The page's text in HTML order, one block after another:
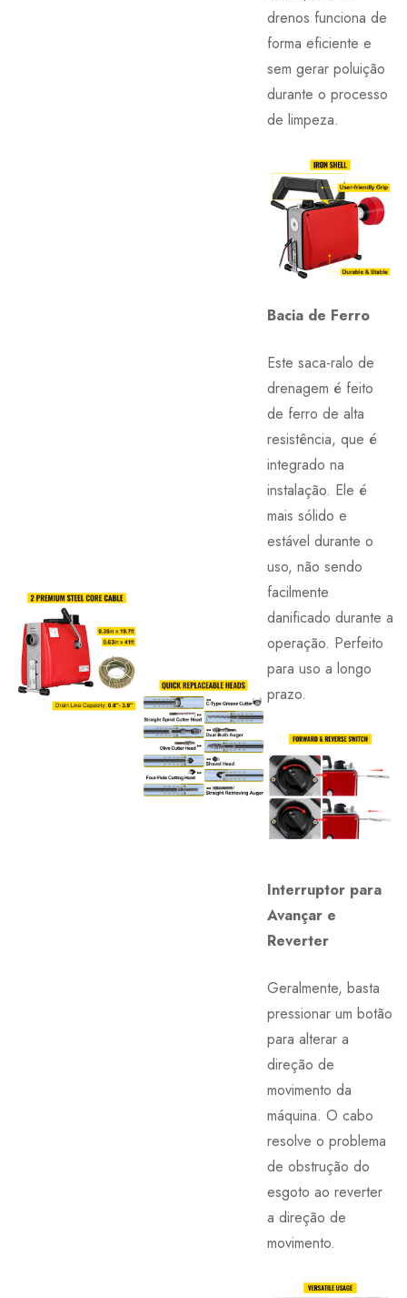
drenos funciona de
forma eficiente e
sem gerar poluição
durante o processo
de limpeza.
Bacia de Ferro
Este saca-ralo de
drenagem é feito
de ferro de alta
resistência, que é
integrado na
instalação. Ele é
mais sólido e
estável durante o
uso, não sendo
facilmente
danificado durante a
operação. Perfeito
para uso a longo
prazo.
Interruptor para
Avançar e
Reverter
Geralmente, basta
pressionar um botão
para alterar a
direção de
movimento da
máquina. O cabo
resolve o problema
de obstrução do
esgoto ao reverter
a direção de
movimento.